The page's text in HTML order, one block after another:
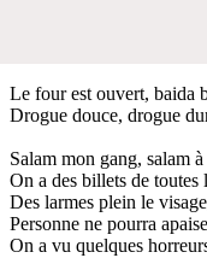
Le four est ouvert, baida
Drogue douce, drogue
Salam mon gang, salam
On a des billets de toutes
Des larmes plein le
Personne ne pourra
On a vu quelques